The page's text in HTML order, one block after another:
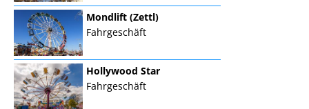
Mondlift (Zettl)
Fahrgeschäft
Hollywood Star
Fahrgeschäft